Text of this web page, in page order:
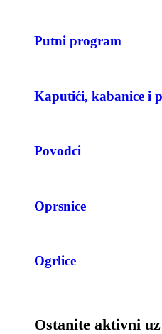
Putni program
Kaputići, kabanice i
Povodci
Oprsnice
Ogrlice
Ostanite aktivni